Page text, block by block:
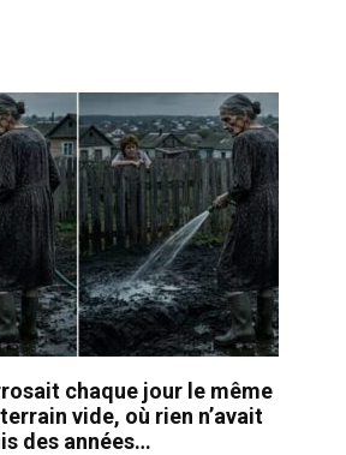
chaque jour le même
vide, où rien n’avait
des années…